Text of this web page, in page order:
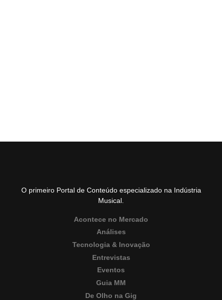
O primeiro Portal de Conteúdo especializado na Indústria
Musical.
Acontece no Mercado
Análises
Tecnologia & Inovação
Entrevistas
Eventos
Guia MM
De Olho na Gig